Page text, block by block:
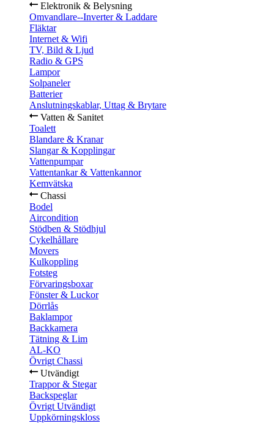
Elektronik & Belysning
Omvandlare--Inverter & Laddare
Fläktar
Internet & Wifi
TV, Bild & Ljud
Radio & GPS
Lampor
Solpaneler
Batterier
Anslutningskablar, Uttag & Brytare
Vatten & Sanitet
Toalett
Blandare & Kranar
Slangar & Kopplingar
Vattenpumpar
Vattentankar & Vattenkannor
Kemvätska
Chassi
Bodel
Aircondition
Stödben & Stödhjul
Cykelhållare
Movers
Kulkoppling
Fotsteg
Förvaringsboxar
Fönster & Luckor
Dörrlås
Baklampor
Backkamera
Tätning & Lim
AL-KO
Övrigt Chassi
Utvändigt
Trappor & Stegar
Backspeglar
Övrigt Utvändigt
Uppkörningskloss